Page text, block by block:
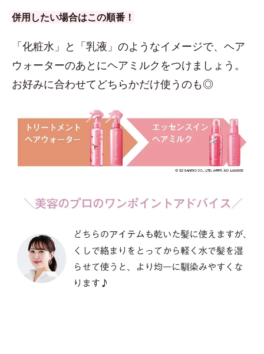
併用したい場合はこの順番！
「化粧水」と「乳液」のようなイメージで、ヘア
ウォーターのあとにヘアミルクをつけましょう。
お好みに合わせてどちらかだけ使うのも◎